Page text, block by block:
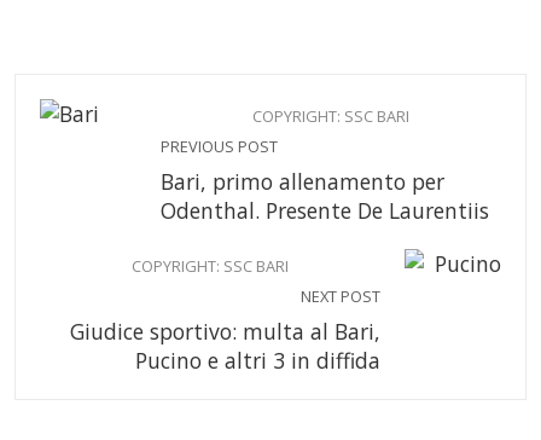
COPYRIGHT: SSC BARI
PREVIOUS POST
Bari, primo allenamento per
Odenthal. Presente De Laurentiis
COPYRIGHT: SSC BARI
NEXT POST
Giudice sportivo: multa al Bari,
Pucino e altri 3 in diffida